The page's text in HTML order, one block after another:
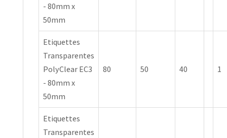
- 80mm x
50mm
Etiquettes
Transparentes
PolyClear EC3
- 80mm x
50mm
80 50 40 1
Etiquettes
Transparentes